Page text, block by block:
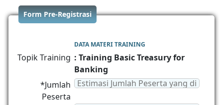
Form Pre-Registrasi
DATA MATERI TRAINING
Topik Training : Training Basic Treasury for
Banking
*Jumlah
Peserta